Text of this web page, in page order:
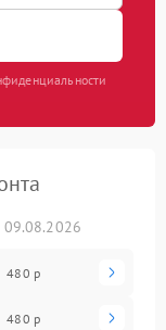
09.08.2026
480 р
480 р